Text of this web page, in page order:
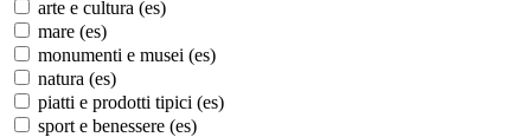
arte e cultura (es)
mare (es)
monumenti e musei (es)
natura (es)
piatti e prodotti tipici (es)
sport e benessere (es)